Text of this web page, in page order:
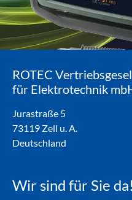
ROTEC
für Elektrotechnik
Jurastraße 5
73119 Zell u. A.
Deutschland
Wir sind für Sie da!